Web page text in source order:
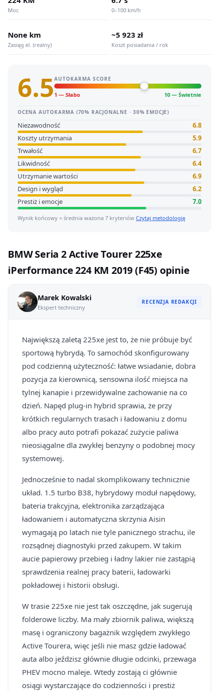
Moc 0–100 km/h
None km
Zasięg el. (realny)
~5 923 zł
Koszt posiadania / rok
6.5AUTOKARMA SCORE
1 — Słabo 10 — Świetnie
OCENA AUTOKARMA (70% RACJONALNE · 30% EMOCJE)
Niezawodność
6.8
Koszty utrzymania
5.9
Trwałość
6.7
Likwidność
6.4
Utrzymanie wartości
6.9
Design i wygląd
6.2
Prestiż i emocje
7.0
Wynik końcowy = średnia ważona 7 kryteriów Czytaj metodologię
BMW Seria 2 Active Tourer 225xe
iPerformance 224 KM 2019 (F45) opinie
Marek Kowalski
Ekspert techniczny
RECENZJA REDAKCJI
Największą zaletą 225xe jest to, że nie próbuje być
sportową hybrydą. To samochód skonfigurowany
pod codzienną użyteczność: łatwe wsiadanie, dobra
pozycja za kierownicą, sensowna ilość miejsca na
tylnej kanapie i przewidywalne zachowanie na co
dzień. Napęd plug-in hybrid sprawia, że przy
krótkich regularnych trasach i ładowaniu z domu
albo pracy auto potrafi pokazać zużycie paliwa
nieosiągalne dla zwykłej benzyny o podobnej mocy
systemowej.
Jednocześnie to nadal skomplikowany technicznie
układ. 1.5 turbo B38, hybrydowy moduł napędowy,
bateria trakcyjna, elektronika zarządzająca
ładowaniem i automatyczna skrzynia Aisin
wymagają po latach nie tyle panicznego strachu, ile
rozsądnej diagnostyki przed zakupem. W takim
aucie papierowy przebieg i ładny lakier nie zastąpią
sprawdzenia realnej pracy baterii, ładowarki
pokładowej i historii obsługi.
W trasie 225xe nie jest tak oszczędne, jak sugerują
folderowe liczby. Ma mały zbiornik paliwa, większą
masę i ograniczony bagażnik względem zwykłego
Active Tourera, więc jeśli nie masz gdzie ładować
auta albo jeździsz głównie długie odcinki, przewaga
PHEV mocno maleje. Wtedy zostają ci głównie
osiągi wystarczające do codzienności i prestiż